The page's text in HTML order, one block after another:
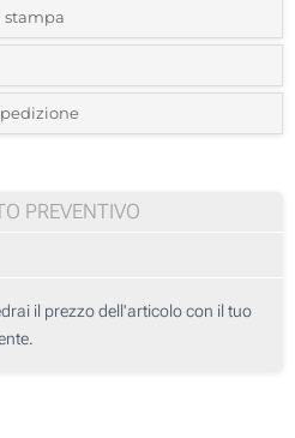
stampa
e il colore del vostro logo:
un lato)
PREVENTIVO
il prezzo dell'articolo con il tuo